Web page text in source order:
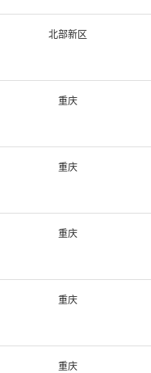
北部新区
重庆
重庆
重庆
重庆
重庆